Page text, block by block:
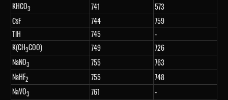
KHCO3 741
573
CsF
744
759
TlH
745
-
K(CH3COO) 749
726
NaNO3 755
763
NaHF2 755
748
NaVO3 761
-